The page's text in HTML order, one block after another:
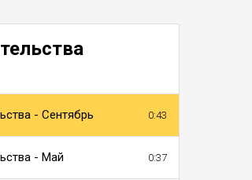
- Сентябрь 0:43
- Май 0:37